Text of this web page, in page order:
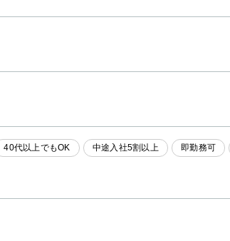
40代以上でもOK 中途入社5割以上 即勤務可